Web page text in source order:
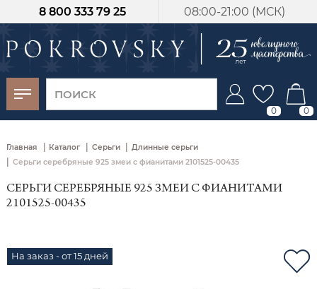
08:00-21:00 (МСК)
8 800 333 79 25
0 0
Главная | Каталог | Серьги | Длинные серьги
| Серьги серебряные 925 змеи с фианитами 2101525-00435
СЕРЬГИ СЕРЕБРЯНЫЕ 925 ЗМЕИ С ФИАНИТАМИ
2101525-00435
На заказ - от 15 дней
-30%
от 15 дней с
момента оплаты